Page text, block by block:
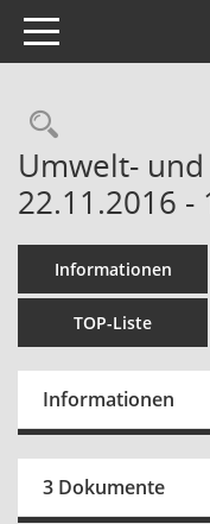
Toggle navigation
Umwelt- und
22.11.2016 -
Informationen
TOP-Liste
Informationen
3 Dokumente